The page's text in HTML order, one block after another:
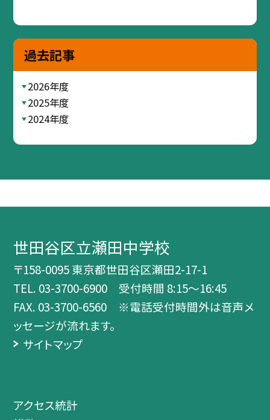
過去記事
2026年度
2025年度
2024年度
世田谷区立瀬田中学校
〒158-0095 東京都世田谷区瀬田2-17-1
TEL. 03-3700-6900 受付時間 8:15～16:45
FAX. 03-3700-6560 ※電話受付時間外は音声メ
ッセージが流れます。
サイトマップ
アクセス統計